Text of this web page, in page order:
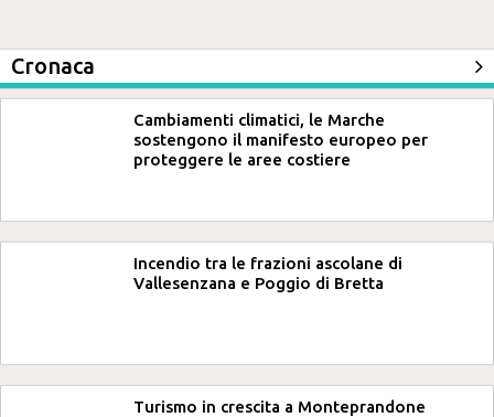
Cronaca
Cambiamenti climatici, le Marche
sostengono il manifesto europeo per
proteggere le aree costiere
Incendio tra le frazioni ascolane di
Vallesenzana e Poggio di Bretta
Turismo in crescita a Monteprandone